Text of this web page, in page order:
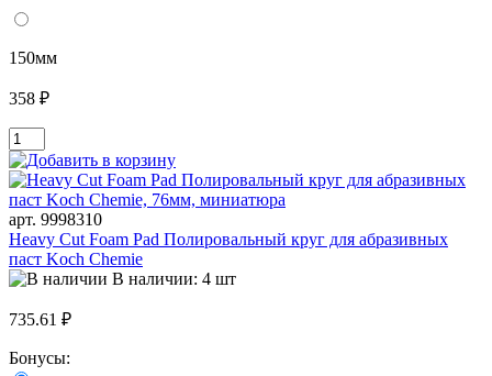
150мм
358 ₽
арт. 9998310
Heavy Cut Foam Pad Полировальный круг для абразивных
паст Koch Chemie
В наличии: 4 шт
735.61 ₽
Бонусы: